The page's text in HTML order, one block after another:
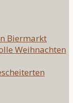
Biermarkt
Weihnachten